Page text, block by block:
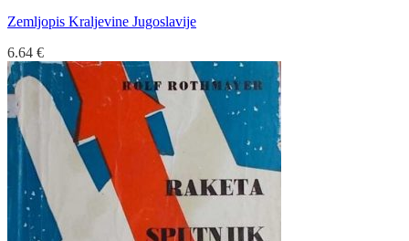
Zemljopis Kraljevine Jugoslavije
6.64 €